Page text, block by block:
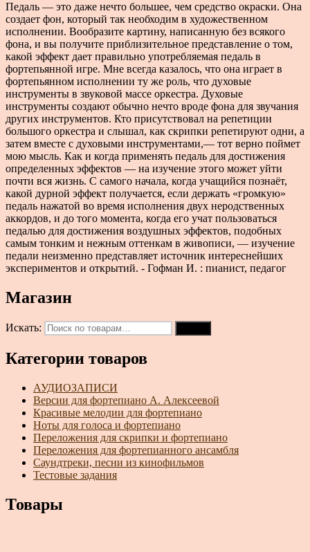
Педаль — это даже нечто большее, чем средство окраски. Она
создает фон, который так необходим в художественном
исполнении. Вообразите картину, написанную без всякого
фона, и вы получите приблизительное представление о том,
какой эффект дает правильно употребляемая педаль в
фортепьянной игре. Мне всегда казалось, что она играет в
фортепьянном исполнении ту же роль, что духовые
инструменты в звуковой массе оркестра. Духовые
инструменты создают обычно нечто вроде фона для звучания
других инструментов. Кто присутствовал на репетиции
большого оркестра и слышал, как скрипки репетируют одни, а
затем вместе с духовыми инструментами,— тот верно поймет
мою мысль. Как и когда применять педаль для достижения
определенных эффектов — на изучение этого может уйти
почти вся жизнь. С самого начала, когда учащийся познаёт,
какой дурной эффект получается, если держать «громкую»
педаль нажатой во время исполнения двух неродственных
аккордов, и до того момента, когда его учат пользоваться
педалью для достижения воздушных эффектов, подобных
самым тонким и нежным оттенкам в живописи, — изучение
педали неизменно представляет источник интереснейших
экспериментов и открытий. - Гофман И. : пианист, педагог
Магазин
Искать:
Категории товаров
АУДИОЗАПИСИ
Версии для фортепиано А. Алексеевой
Красивые мелодии для фортепиано
Ноты для голоса и фортепиано
Переложения для скрипки и фортепиано
Переложения для фортепианного ансамбля
Саундтреки, песни из кинофильмов
Тестовые задания
Товары